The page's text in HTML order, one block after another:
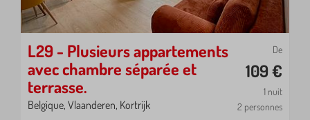
De
109 €
1 nuit
2 personnes
L29 - Plusieurs appartements
avec chambre séparée et
terrasse.
Belgique, Vlaanderen, Kortrijk